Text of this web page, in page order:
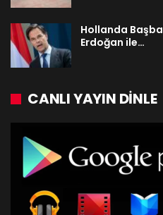
Hollanda
Erdoğan ile…
CANLI YAYIN DINLE